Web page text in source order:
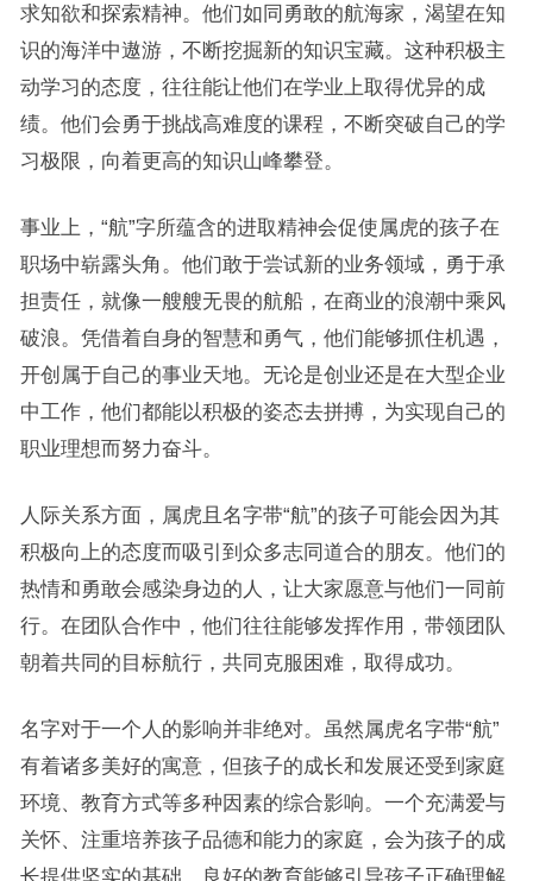
求知欲和探索精神。他们如同勇敢的航海家，渴望在知
识的海洋中遨游，不断挖掘新的知识宝藏。这种积极主
动学习的态度，往往能让他们在学业上取得优异的成
绩。他们会勇于挑战高难度的课程，不断突破自己的学
习极限，向着更高的知识山峰攀登。
事业上，“航”字所蕴含的进取精神会促使属虎的孩子在
职场中崭露头角。他们敢于尝试新的业务领域，勇于承
担责任，就像一艘艘无畏的航船，在商业的浪潮中乘风
破浪。凭借着自身的智慧和勇气，他们能够抓住机遇，
开创属于自己的事业天地。无论是创业还是在大型企业
中工作，他们都能以积极的姿态去拼搏，为实现自己的
职业理想而努力奋斗。
人际关系方面，属虎且名字带“航”的孩子可能会因为其
积极向上的态度而吸引到众多志同道合的朋友。他们的
热情和勇敢会感染身边的人，让大家愿意与他们一同前
行。在团队合作中，他们往往能够发挥作用，带领团队
朝着共同的目标航行，共同克服困难，取得成功。
名字对于一个人的影响并非绝对。虽然属虎名字带“航”
有着诸多美好的寓意，但孩子的成长和发展还受到家庭
环境、教育方式等多种因素的综合影响。一个充满爱与
关怀、注重培养孩子品德和能力的家庭，会为孩子的成
长提供坚实的基础。良好的教育能够引导孩子正确理解